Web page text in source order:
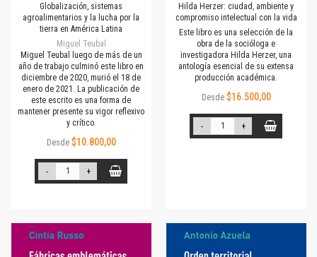
Globalización, sistemas
agroalimentarios y la lucha por la
tierra en América Latina
Miguel Teubal
Miguel Teubal luego de más de un
año de trabajo culminó este libro en
diciembre de 2020, murió el 18 de
enero de 2021. La publicación de
este escrito es una forma de
mantener presente su vigor reflexivo
y crítico.
Desde $10.800,00
- +
Hilda Herzer: ciudad, ambiente y
compromiso intelectual con la vida
Este libro es una selección de la
obra de la socióloga e
investigadora Hilda Herzer, una
antología esencial de su extensa
producción académica.
Desde $16.500,00
- +